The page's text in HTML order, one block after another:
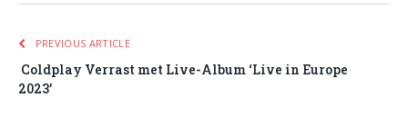
PREVIOUS ARTICLE
Coldplay Verrast met Live-Album ‘Live in Europe
2023’